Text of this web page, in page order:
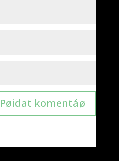
Pøidat komentáø